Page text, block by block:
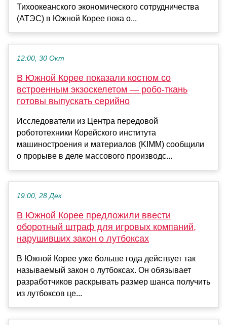
Тихоокеанского экономического сотрудничества
(АТЭС) в Южной Корее пока о...
12:00, 30 Окт
В Южной Корее показали костюм со
встроенным экзоскелетом — робо-ткань
готовы выпускать серийно
Исследователи из Центра передовой
робототехники Корейского института
машиностроения и материалов (KIMM) сообщили
о прорыве в деле массового производс...
19:00, 28 Дек
В Южной Корее предложили ввести
оборотный штраф для игровых компаний,
нарушивших закон о лутбоксах
В Южной Корее уже больше года действует так
называемый закон о лутбоксах. Он обязывает
разработчиков раскрывать размер шанса получить
из лутбоксов це...